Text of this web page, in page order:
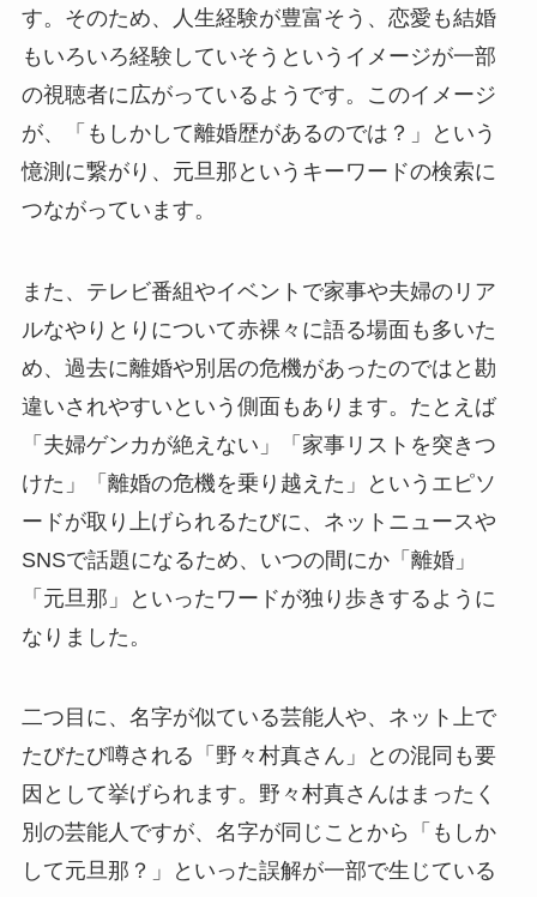
す。そのため、人生経験が豊富そう、恋愛も結婚
もいろいろ経験していそうというイメージが一部
の視聴者に広がっているようです。このイメージ
が、「もしかして離婚歴があるのでは？」という
憶測に繋がり、元旦那というキーワードの検索に
つながっています。
また、テレビ番組やイベントで家事や夫婦のリア
ルなやりとりについて赤裸々に語る場面も多いた
め、過去に離婚や別居の危機があったのではと勘
違いされやすいという側面もあります。たとえば
「夫婦ゲンカが絶えない」「家事リストを突きつ
けた」「離婚の危機を乗り越えた」というエピソ
ードが取り上げられるたびに、ネットニュースや
SNSで話題になるため、いつの間にか「離婚」
「元旦那」といったワードが独り歩きするように
なりました。
二つ目に、名字が似ている芸能人や、ネット上で
たびたび噂される「野々村真さん」との混同も要
因として挙げられます。野々村真さんはまったく
別の芸能人ですが、名字が同じことから「もしか
して元旦那？」といった誤解が一部で生じている